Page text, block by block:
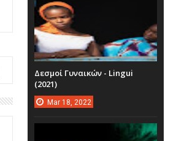
Δεσμοί Γυναικών - Lingui
(2021)
Mar 18, 2022